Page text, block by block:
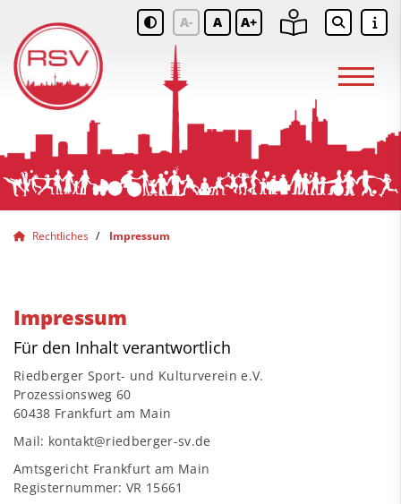
A- A A+
Rechtliches Impressum
Impressum
Für den Inhalt verantwortlich
Riedberger Sport- und Kulturverein e.V.
Prozessionsweg 60
60438 Frankfurt am Main
Mail: kontakt@riedberger-sv.de
Amtsgericht Frankfurt am Main
Registernummer: VR 15661